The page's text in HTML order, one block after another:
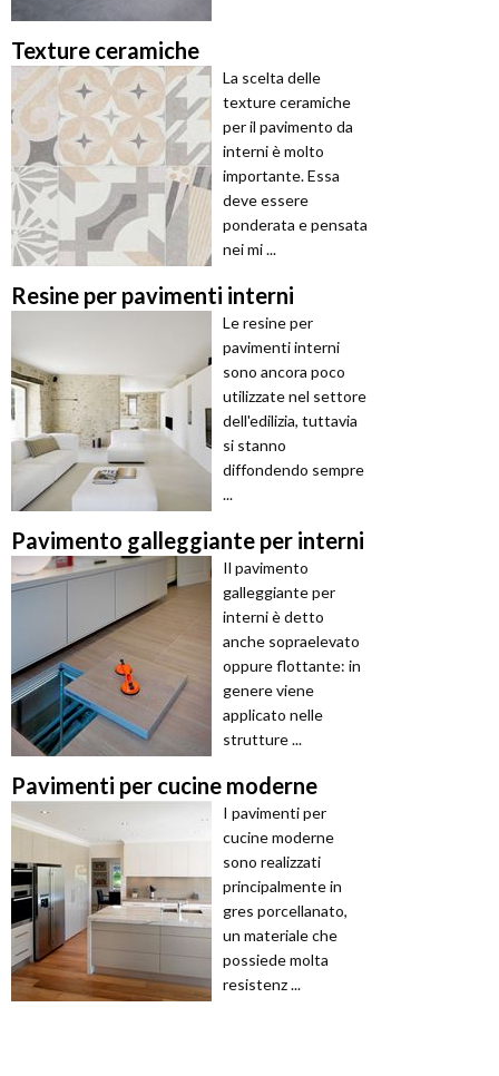
Texture ceramiche
La scelta delle
texture ceramiche
per il pavimento da
interni è molto
importante. Essa
deve essere
ponderata e pensata
nei mi ...
Resine per pavimenti interni
Le resine per
pavimenti interni
sono ancora poco
utilizzate nel settore
dell'edilizia, tuttavia
si stanno
diffondendo sempre
...
Pavimento galleggiante per interni
Il pavimento
galleggiante per
interni è detto
anche sopraelevato
oppure flottante: in
genere viene
applicato nelle
strutture ...
Pavimenti per cucine moderne
I pavimenti per
cucine moderne
sono realizzati
principalmente in
gres porcellanato,
un materiale che
possiede molta
resistenz ...